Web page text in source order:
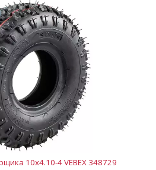
10х4.10-4 VEBEX 348729